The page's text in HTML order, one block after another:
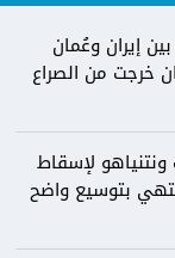
إيران وعُمان
خرجت من الصراع
لإسقاط
بتوسيع واضح